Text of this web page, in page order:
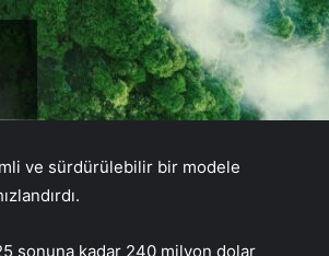
ve sürdürülebilir bir modele
sonuna kadar 240 milyon dolar